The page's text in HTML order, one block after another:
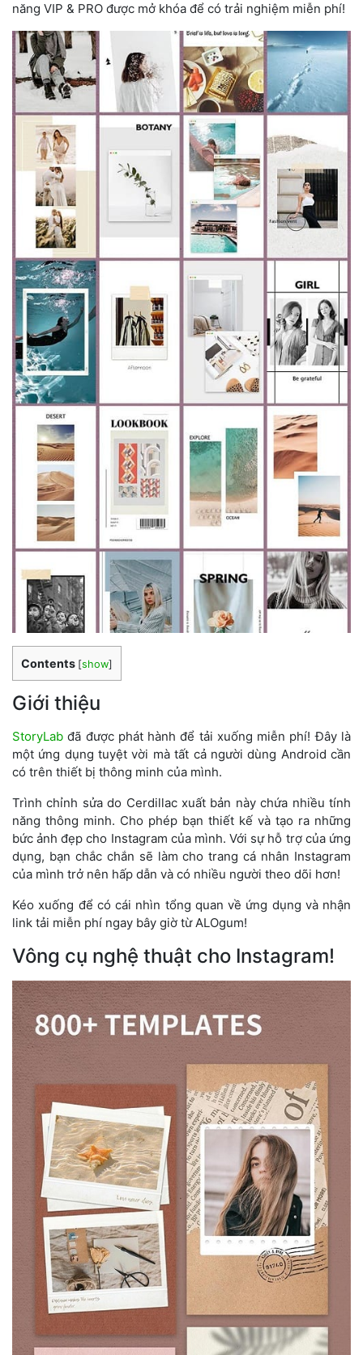
năng VIP & PRO được mở khóa để có trải nghiệm miễn phí!
Contents [show]
Giới thiệu
StoryLab đã được phát hành để tải xuống miễn phí! Đây là
một ứng dụng tuyệt vời mà tất cả người dùng Android cần
có trên thiết bị thông minh của mình.
Trình chỉnh sửa do Cerdillac xuất bản này chứa nhiều tính
năng thông minh. Cho phép bạn thiết kế và tạo ra những
bức ảnh đẹp cho Instagram của mình. Với sự hỗ trợ của ứng
dụng, bạn chắc chắn sẽ làm cho trang cá nhân Instagram
của mình trở nên hấp dẫn và có nhiều người theo dõi hơn!
Kéo xuống để có cái nhìn tổng quan về ứng dụng và nhận
link tải miễn phí ngay bây giờ từ ALOgum!
Vông cụ nghệ thuật cho Instagram!